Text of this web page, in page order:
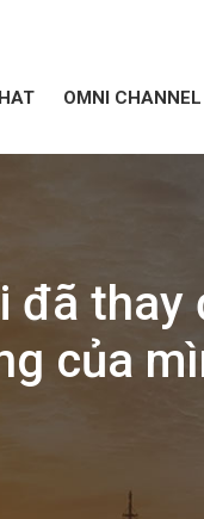
OMNI CHANNEL
đã thay
của